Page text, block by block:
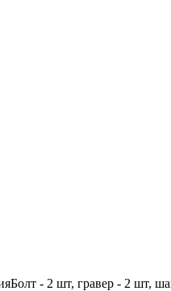
- 2 шт, гравер - 2 шт,